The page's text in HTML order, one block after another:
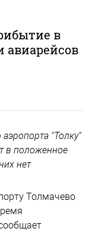
в
авиарейсов
"Толку"
в положенное
нет
Толмачево